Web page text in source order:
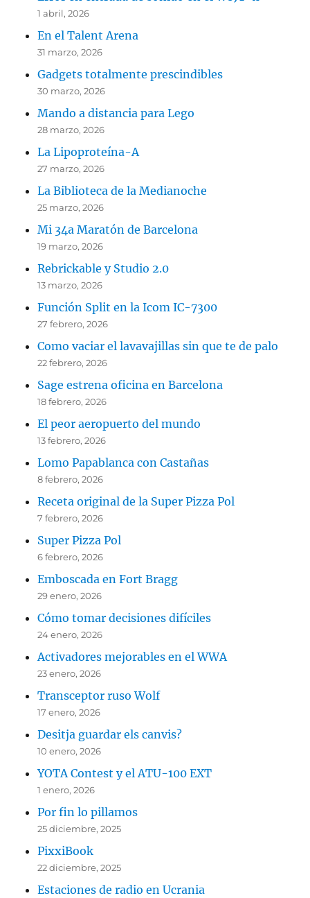
1 abril, 2026
En el Talent Arena
31 marzo, 2026
Gadgets totalmente prescindibles
30 marzo, 2026
Mando a distancia para Lego
28 marzo, 2026
La Lipoproteína-A
27 marzo, 2026
La Biblioteca de la Medianoche
25 marzo, 2026
Mi 34a Maratón de Barcelona
19 marzo, 2026
Rebrickable y Studio 2.0
13 marzo, 2026
Función Split en la Icom IC-7300
27 febrero, 2026
Como vaciar el lavavajillas sin que te de palo
22 febrero, 2026
Sage estrena oficina en Barcelona
18 febrero, 2026
El peor aeropuerto del mundo
13 febrero, 2026
Lomo Papablanca con Castañas
8 febrero, 2026
Receta original de la Super Pizza Pol
7 febrero, 2026
Super Pizza Pol
6 febrero, 2026
Emboscada en Fort Bragg
29 enero, 2026
Cómo tomar decisiones difíciles
24 enero, 2026
Activadores mejorables en el WWA
23 enero, 2026
Transceptor ruso Wolf
17 enero, 2026
Desitja guardar els canvis?
10 enero, 2026
YOTA Contest y el ATU-100 EXT
1 enero, 2026
Por fin lo pillamos
25 diciembre, 2025
PixxiBook
22 diciembre, 2025
Estaciones de radio en Ucrania